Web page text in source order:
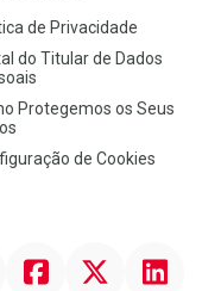
de Privacidade
do Titular de Dados
Protegemos os Seus
de Cookies
FacebookTwitter Linkedin